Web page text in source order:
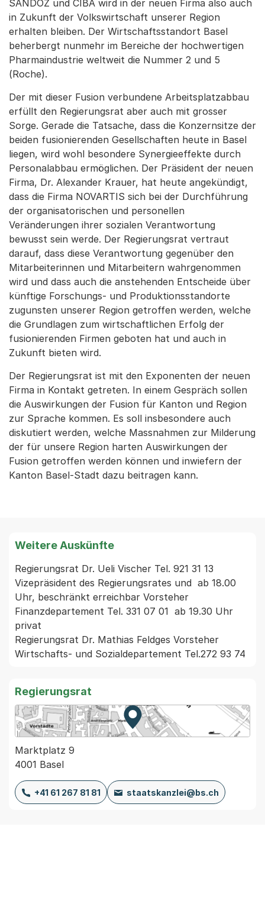
SANDOZ und CIBA wird in der neuen Firma also auch
in Zukunft der Volkswirtschaft unserer Region
erhalten bleiben. Der Wirtschaftsstandort Basel
beherbergt nunmehr im Bereiche der hochwertigen
Pharmaindustrie weltweit die Nummer 2 und 5
(Roche).
Der mit dieser Fusion verbundene Arbeitsplatzabbau
erfüllt den Regierungsrat aber auch mit grosser
Sorge. Gerade die Tatsache, dass die Konzernsitze der
beiden fusionierenden Gesellschaften heute in Basel
liegen, wird wohl besondere Synergieeffekte durch
Personalabbau ermöglichen. Der Präsident der neuen
Firma, Dr. Alexander Krauer, hat heute angekündigt,
dass die Firma NOVARTIS sich bei der Durchführung
der organisatorischen und personellen
Veränderungen ihrer sozialen Verantwortung
bewusst sein werde. Der Regierungsrat vertraut
darauf, dass diese Verantwortung gegenüber den
Mitarbeiterinnen und Mitarbeitern wahrgenommen
wird und dass auch die anstehenden Entscheide über
künftige Forschungs- und Produktionsstandorte
zugunsten unserer Region getroffen werden, welche
die Grundlagen zum wirtschaftlichen Erfolg der
fusionierenden Firmen geboten hat und auch in
Zukunft bieten wird.
Der Regierungsrat ist mit den Exponenten der neuen
Firma in Kontakt getreten. In einem Gespräch sollen
die Auswirkungen der Fusion für Kanton und Region
zur Sprache kommen. Es soll insbesondere auch
diskutiert werden, welche Massnahmen zur Milderung
der für unsere Region harten Auswirkungen der
Fusion getroffen werden können und inwiefern der
Kanton Basel-Stadt dazu beitragen kann.
Weitere Auskünfte
Regierungsrat Dr. Ueli Vischer Tel. 921 31 13
Vizepräsident des Regierungsrates und  ab 18.00
Uhr, beschränkt erreichbar Vorsteher
Finanzdepartement Tel. 331 07 01  ab 19.30 Uhr
privat
Regierungsrat Dr. Mathias Feldges Vorsteher
Regierungsrat
Zur Karte von MapBS.
Externer Link, wird in einem
Marktplatz 9
4001 Basel
+41 61 267 81 81 staatskanzlei@bs.ch